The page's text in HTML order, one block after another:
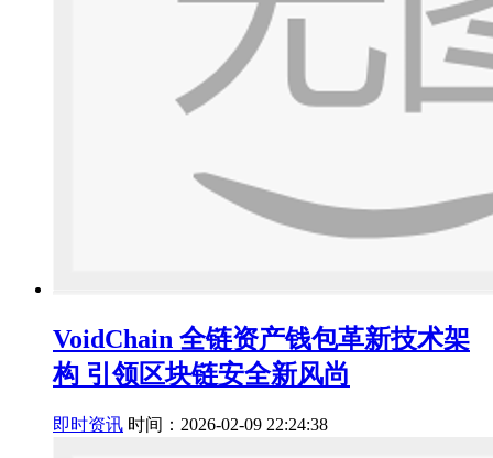
VoidChain 全链资产钱包革新技术架
构 引领区块链安全新风尚
即时资讯 时间：2026-02-09 22:24:38